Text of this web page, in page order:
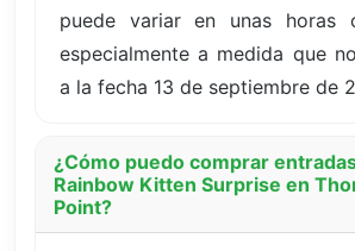
puede variar en unas horas
especialmente a medida que
a la fecha 13 de septiembre de
¿Cómo puedo comprar
Rainbow Kitten Surprise en
Point?